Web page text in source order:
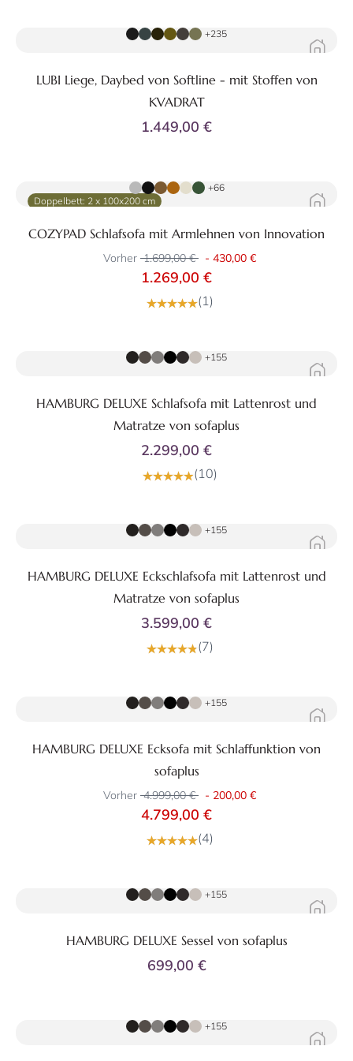
+235
LUBI Liege, Daybed von Softline - mit Stoffen von
KVADRAT
1.449,00 €
Doppelbett: 2 x 100x200 cm
+66
COZYPAD Schlafsofa mit Armlehnen von Innovation
Vorher 1.699,00 € - 430,00 €
1.269,00 €
(1)
+155
HAMBURG DELUXE Schlafsofa mit Lattenrost und
Matratze von sofaplus
2.299,00 €
(10)
+155
HAMBURG DELUXE Eckschlafsofa mit Lattenrost und
Matratze von sofaplus
3.599,00 €
(7)
+155
HAMBURG DELUXE Ecksofa mit Schlaffunktion von
sofaplus
Vorher 4.999,00 € - 200,00 €
4.799,00 €
(4)
+155
HAMBURG DELUXE Sessel von sofaplus
699,00 €
+155